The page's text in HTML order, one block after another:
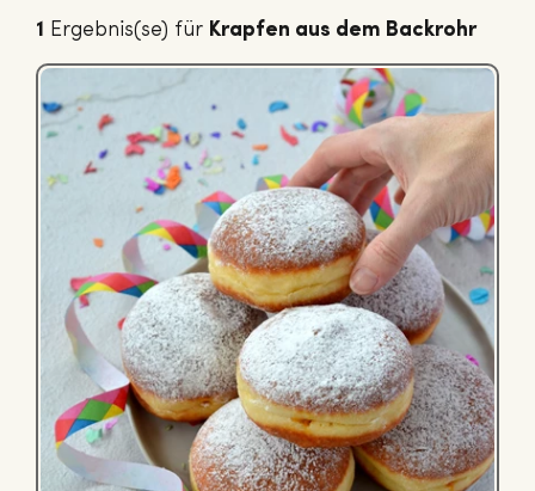
1 Ergebnis(se) für Krapfen aus dem Backrohr